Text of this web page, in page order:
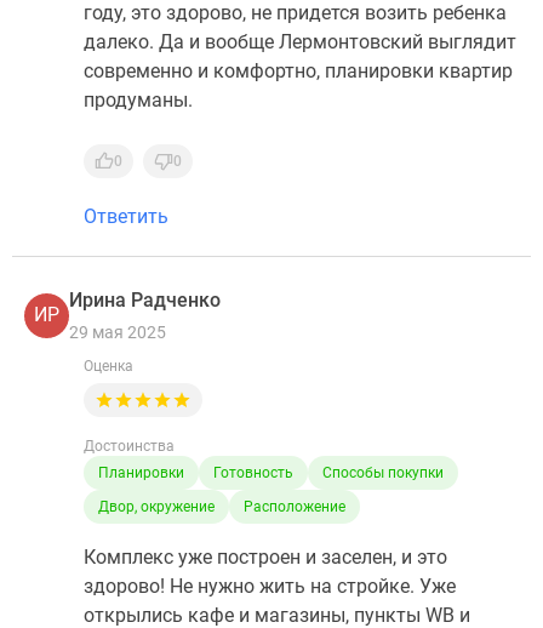
году, это здорово, не придется возить ребенка
далеко. Да и вообще Лермонтовский выглядит
современно и комфортно, планировки квартир
продуманы.
0 0
Ответить
ИР
Ирина Радченко
29 мая 2025
Оценка
Достоинства
Планировки
Готовность
Способы покупки
Двор, окружение
Расположение
Комплекс уже построен и заселен, и это
здорово! Не нужно жить на стройке. Уже
открылись кафе и магазины, пункты WB и